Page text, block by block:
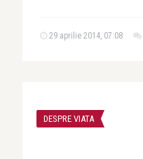
29 aprilie 2014, 07:08
DESPRE VIATA